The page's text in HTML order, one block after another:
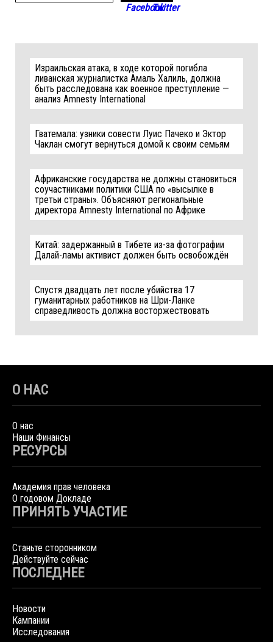
Израильская атака, в ходе которой погибла
ливанская журналистка Амаль Халиль, должна
быть расследована как военное преступление —
анализ Amnesty International
Гватемала: узники совести Луис Пачеко и Эктор
Чаклан смогут вернуться домой к своим семьям
Африканские государства не должны становиться
соучастниками политики США по «высылке в
третьи страны». Объясняют региональные
директора Amnesty International по Африке
Китай: задержанный в Тибете из-за фотографии
Далай-ламы активист должен быть освобождён
Спустя двадцать лет после убийства 17
гуманитарных работников на Шри-Ланке
справедливость должна восторжествовать
О НАС
О нас
Наши Финансы
РЕСУРСЫ
Академия прав человека
О годовом Докладе
ПРИНЯТЬ УЧАСТИЕ
Станьте сторонником
Действуйте сейчас
ПОСЛЕДНЕЕ
Новости
Кампании
Исследования